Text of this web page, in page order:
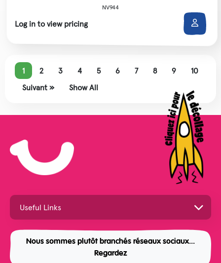
NV944
Log in to view pricing
1 2 3 4 5 6 7 8 9
10
Suivant »
Show All
Nous sommes plutôt branchés réseaux sociaux...
Regardez